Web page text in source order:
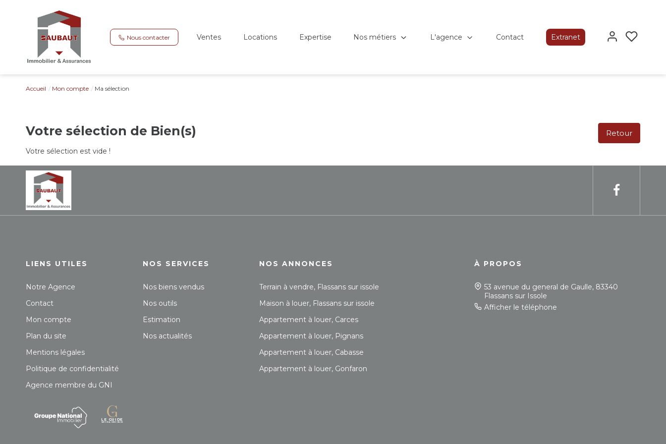
Nous contacter Ventes Locations Expertise Nos métiers L'agence Contact Extranet
Accueil Mon compte Ma sélection
Votre sélection de Bien(s)
Votre sélection est vide !
LIENS UTILES
Notre Agence
Contact
Mon compte
Plan du site
Mentions légales
Politique de confidentialité
Agence membre du GNI
NOS SERVICES
Nos biens vendus
Nos outils
Estimation
Nos actualités
NOS ANNONCES
Terrain à vendre, Flassans sur issole
Maison à louer, Flassans sur issole
Appartement à louer, Carces
Appartement à louer, Pignans
Appartement à louer, Cabasse
Appartement à louer, Gonfaron
À PROPOS
53 avenue du general de Gaulle, 83340
Flassans sur Issole
Afficher le téléphone